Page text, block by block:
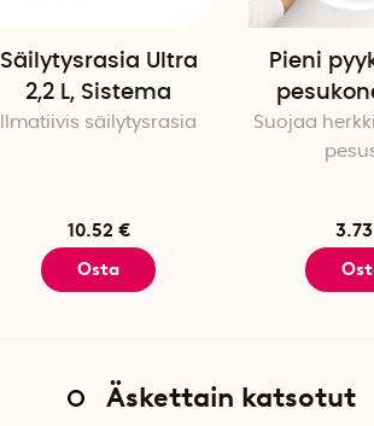
Säilytysrasia Ultra
2,2 L, Sistema
Ilmatiivis säilytysrasia
10.52 €
Osta
Pieni
Suojaa
Äskettain katsotut